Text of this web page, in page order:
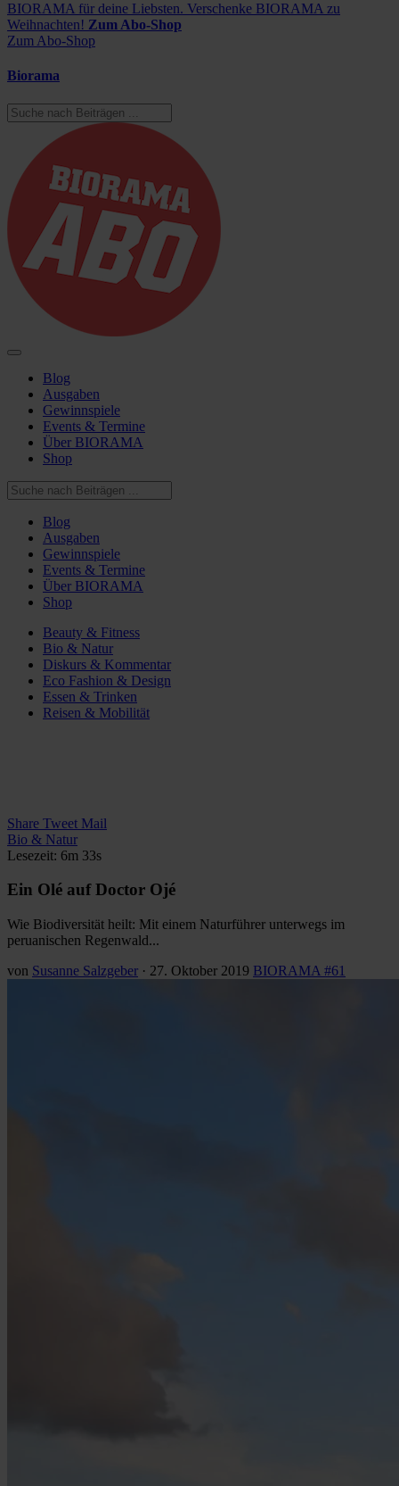
BIORAMA für deine Liebsten. Verschenke BIORAMA zu
Weihnachten! Zum Abo-Shop
Zum Abo-Shop
Biorama
Blog
Ausgaben
Gewinnspiele
Events & Termine
Über BIORAMA
Shop
Blog
Ausgaben
Gewinnspiele
Events & Termine
Über BIORAMA
Shop
Beauty & Fitness
Bio & Natur
Diskurs & Kommentar
Eco Fashion & Design
Essen & Trinken
Reisen & Mobilität
Share Tweet Mail
Bio & Natur
Lesezeit: 6m 33s
Ein Olé auf Doctor Ojé
Wie Biodiversität heilt: Mit einem Naturführer unterwegs im
peruanischen Regenwald...
von Susanne Salzgeber · 27. Oktober 2019 BIORAMA #61